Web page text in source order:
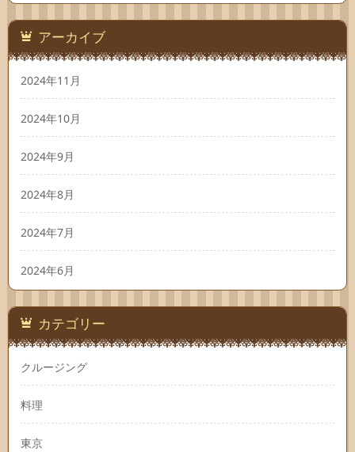
アーカイブ
2024年11月
2024年10月
2024年9月
2024年8月
2024年7月
2024年6月
カテゴリー
クルージング
料理
東京